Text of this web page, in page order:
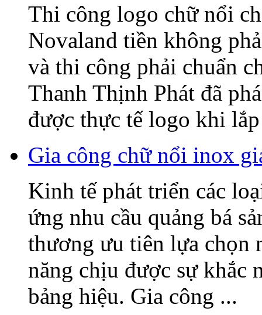
Thi công logo chữ nổi
Novaland tiền không
và thi công phải chuẩn
Thanh Thịnh Phát đã
được thực tế logo khi
Gia công chữ nổi inox
Kinh tế phát triển các
ứng nhu cầu quảng bá
thương ưu tiên lựa chọn
năng chịu được sự khắc
bảng hiệu. Gia công ...